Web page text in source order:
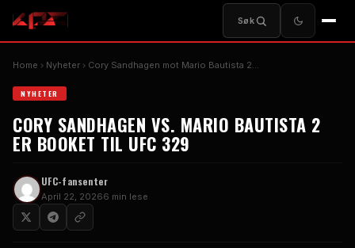
Søk
Home Nyheter Cory Sandhagen mot Mario Bautista 2…
NYHETER
CORY SANDHAGEN VS. MARIO BAUTISTA 2
ER BOOKET TIL UFC 329
UFC-fansenter
April 22, 20266 min lese